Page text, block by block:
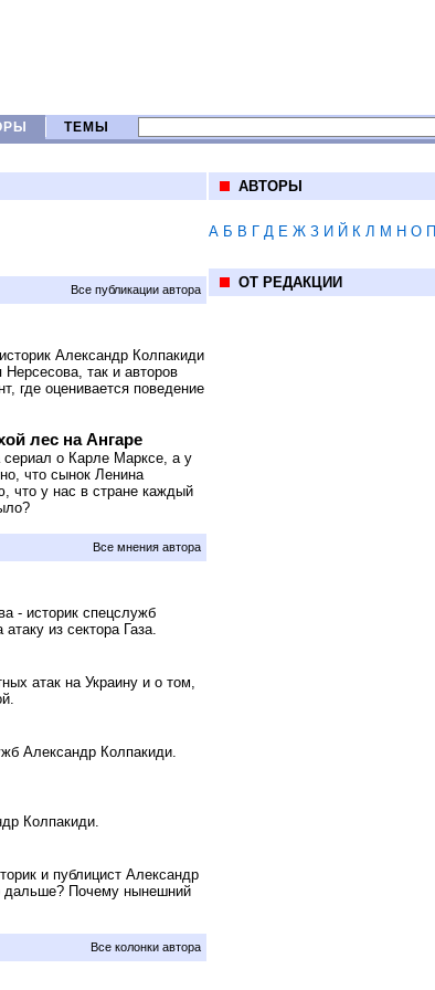
ТЕМЫ
Все публикации автора
Александр Колпакиди
так и авторов
где оценивается поведение
лес на Ангаре
сериал о Карле Марксе, а у
что сынок Ленина
что у нас в стране каждый
Все мнения автора
- историк спецслужб
из сектора Газа.
атак на Украину и о том,
Александр Колпакиди.
Колпакиди.
и публицист Александр
дальше? Почему нынешний
Все колонки автора
АВТОРЫ
А Б В Г Д Е Ж З И Й К Л М Н О П
ОТ РЕДАКЦИИ